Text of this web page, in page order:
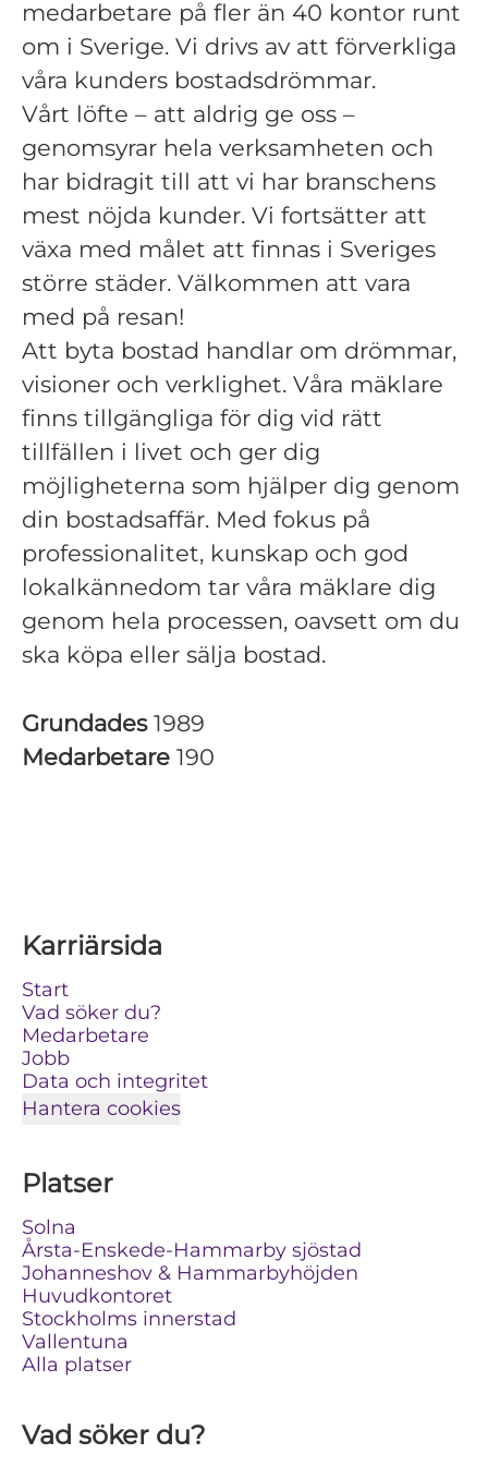
medarbetare på fler än 40 kontor runt
om i Sverige. Vi drivs av att förverkliga
våra kunders bostadsdrömmar.
Vårt löfte – att aldrig ge oss –
genomsyrar hela verksamheten och
har bidragit till att vi har branschens
mest nöjda kunder. Vi fortsätter att
växa med målet att finnas i Sveriges
större städer. Välkommen att vara
med på resan!
Att byta bostad handlar om drömmar,
visioner och verklighet. Våra mäklare
finns tillgängliga för dig vid rätt
tillfällen i livet och ger dig
möjligheterna som hjälper dig genom
din bostadsaffär. Med fokus på
professionalitet, kunskap och god
lokalkännedom tar våra mäklare dig
genom hela processen, oavsett om du
ska köpa eller sälja bostad.
Grundades 1989
Medarbetare 190
Karriärsida
Start
Vad söker du?
Medarbetare
Jobb
Data och integritet
Hantera cookies
Platser
Solna
Årsta-Enskede-Hammarby sjöstad
Johanneshov & Hammarbyhöjden
Huvudkontoret
Stockholms innerstad
Vallentuna
Alla platser
Vad söker du?